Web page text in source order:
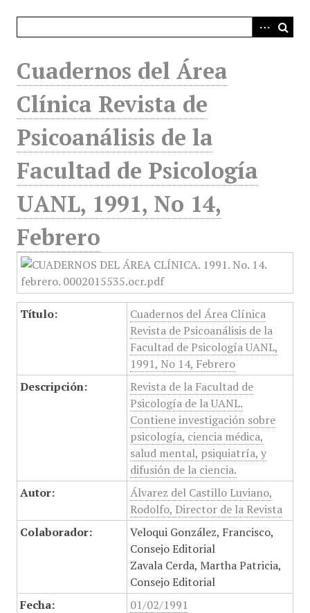
Cuadernos del Área
Clínica Revista de
Psicoanálisis de la
Facultad de Psicología
UANL, 1991, No 14,
Febrero
Título:
Cuadernos del Área Clínica
Revista de Psicoanálisis de la
Facultad de Psicología UANL,
1991, No 14, Febrero
Descripción:
Revista de la Facultad de
Psicología de la UANL.
Contiene investigación sobre
psicología, ciencia médica,
salud mental, psiquiatría, y
difusión de la ciencia.
Autor:
Álvarez del Castillo Luviano,
Rodolfo, Director de la Revista
Colaborador:
Veloqui González, Francisco,
Consejo Editorial
Zavala Cerda, Martha Patricia,
Consejo Editorial
Fecha:
01/02/1991